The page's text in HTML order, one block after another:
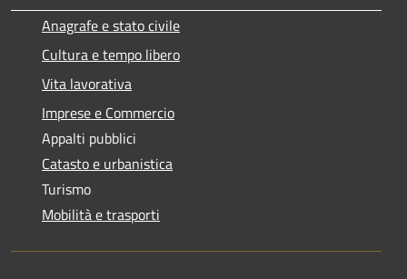
Anagrafe e stato civile
Cultura e tempo libero
Vita lavorativa
Imprese e Commercio
Appalti pubblici
Catasto e urbanistica
Turismo
Mobilità e trasporti